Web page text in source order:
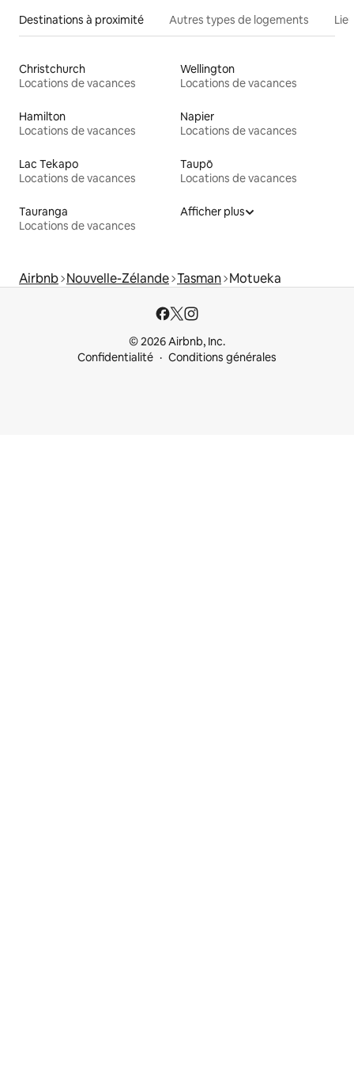
Destinations à proximité Autres types de logements
Christchurch
Locations de vacances
Wellington
Locations de vacances
Hamilton
Locations de vacances
Napier
Locations de vacances
Lac Tekapo
Locations de vacances
Taupō
Locations de vacances
Tauranga
Locations de vacances
Afficher plus
Airbnb Nouvelle-Zélande Tasman Motueka
© 2026 Airbnb, Inc.
Confidentialité
Conditions générales